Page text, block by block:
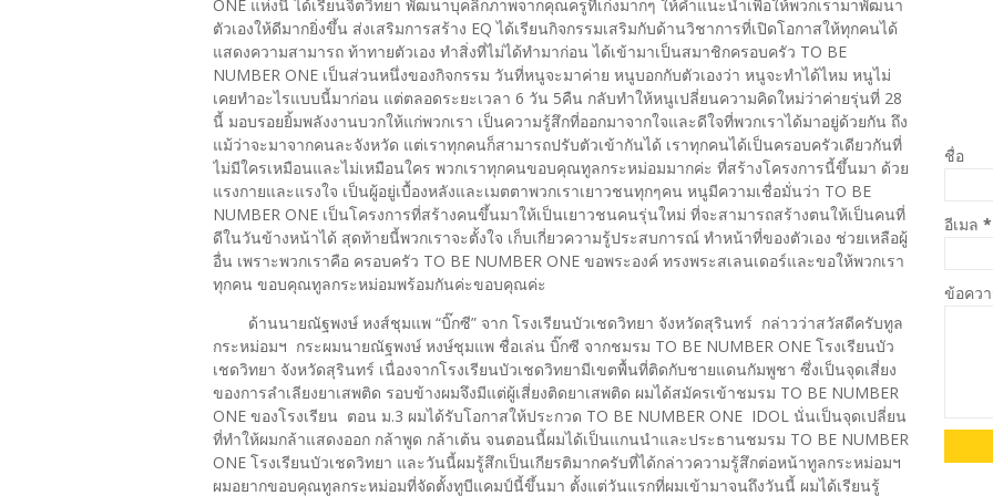
ONE แห่งนี้ ได้เรียนจิตวิทยา พัฒนาบุคลิกภาพจากคุณครูที่เก่งมากๆ ให้คำแนะนำเพื่อให้พวกเรามาพัฒนา
ตัวเองให้ดีมากยิ่งขึ้น ส่งเสริมการสร้าง EQ ได้เรียนกิจกรรมเสริมกับด้านวิชาการที่เปิดโอกาสให้ทุกคนได้
แสดงความสามารถ ท้าทายตัวเอง ทำสิ่งที่ไม่ได้ทำมาก่อน ได้เข้ามาเป็นสมาชิกครอบครัว TO BE
NUMBER ONE เป็นส่วนหนึ่งของกิจกรรม วันที่หนูจะมาค่าย หนูบอกกับตัวเองว่า หนูจะทำได้ไหม หนูไม่
เคยทำอะไรแบบนี้มาก่อน แต่ตลอดระยะเวลา 6 วัน 5คืน กลับทำให้หนูเปลี่ยนความคิดใหม่ว่าค่ายรุ่นที่ 28
นี้ มอบรอยยิ้มพลังงานบวกให้แก่พวกเรา เป็นความรู้สึกที่ออกมาจากใจและดีใจที่พวกเราได้มาอยู่ด้วยกัน ถึง
แม้ว่าจะมาจากคนละจังหวัด แต่เราทุกคนก็สามารถปรับตัวเข้ากันได้ เราทุกคนได้เป็นครอบครัวเดียวกันที่
ไม่มีใครเหมือนและไม่เหมือนใคร พวกเราทุกคนขอบคุณทูลกระหม่อมมากค่ะ ที่สร้างโครงการนี้ขึ้นมา ด้วย
แรงกายและแรงใจ เป็นผู้อยู่เบื้องหลังและเมตตาพวกเราเยาวชนทุกๆคน หนูมีความเชื่อมั่นว่า TO BE
NUMBER ONE เป็นโครงการที่สร้างคนขึ้นมาให้เป็นเยาวชนคนรุ่นใหม่ ที่จะสามารถสร้างตนให้เป็นคนที่
ดีในวันข้างหน้าได้ สุดท้ายนี้พวกเราจะตั้งใจ เก็บเกี่ยวความรู้ประสบการณ์ ทำหน้าที่ของตัวเอง ช่วยเหลือผู้
อื่น เพราะพวกเราคือ ครอบครัว TO BE NUMBER ONE ขอพระองค์ ทรงพระสเลนเดอร์และขอให้พวกเรา
ทุกคน ขอบคุณทูลกระหม่อมพร้อมกันค่ะขอบคุณค่ะ
ด้านนายณัฐพงษ์ หงส์ชุมแพ “บิ๊กซี” จาก โรงเรียนบัวเชดวิทยา จังหวัดสุรินทร์ กล่าวว่าสวัสดีครับทูล
กระหม่อมฯ กระผมนายณัฐพงษ์ หงษ์ชุมแพ ชื่อเล่น บิ๊กซี จากชมรม TO BE NUMBER ONE โรงเรียนบัว
เชดวิทยา จังหวัดสุรินทร์ เนื่องจากโรงเรียนบัวเชดวิทยามีเขตพื้นที่ติดกับชายแดนกัมพูชา ซึ่งเป็นจุดเสี่ยง
ของการลำเลียงยาเสพติด รอบข้างผมจึงมีแต่ผู้เสี่ยงติดยาเสพติด ผมได้สมัครเข้าชมรม TO BE NUMBER
ONE ของโรงเรียน ตอน ม.3 ผมได้รับโอกาสให้ประกวด TO BE NUMBER ONE IDOL นั่นเป็นจุดเปลี่ยน
ที่ทำให้ผมกล้าแสดงออก กล้าพูด กล้าเต้น จนตอนนี้ผมได้เป็นแกนนำและประธานชมรม TO BE NUMBER
ONE โรงเรียนบัวเชดวิทยา และวันนี้ผมรู้สึกเป็นเกียรติมากครับที่ได้กล่าวความรู้สึกต่อหน้าทูลกระหม่อมฯ
ผมอยากขอบคุณทูลกระหม่อมที่จัดตั้งทูบีแคมป์นี้ขึ้นมา ตั้งแต่วันแรกที่ผมเข้ามาจนถึงวันนี้ ผมได้เรียนรู้
ชื่อ
อีเมล *
ข้อคว